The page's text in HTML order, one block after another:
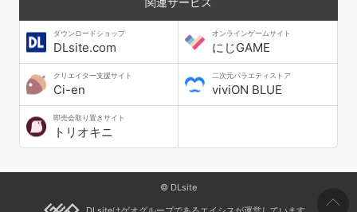
ダウンロードショップ
DLsite.com
オンラインゲームサイト
にじGAME
クリエイター支援サイト
Ci-en
二次元バラエティストア
viviON BLUE
即売会取り置きサイト
トリオキニ
© DLsite